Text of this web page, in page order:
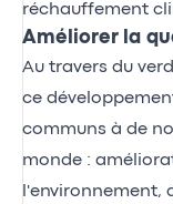
réchauffement
Améliorer la
Au travers du
ce
communs à de
monde :
l'environnement,